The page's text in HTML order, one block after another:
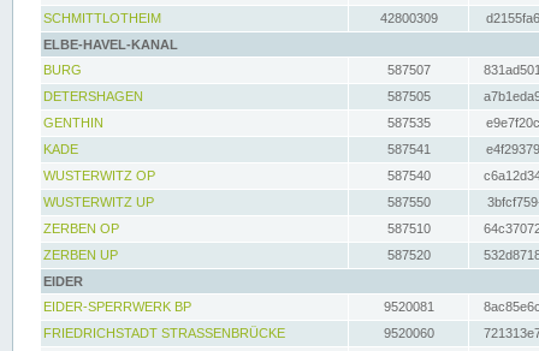
SCHMITTLOTHEIM
42800309
ELBE-HAVEL-KANAL
BURG
587507
DETERSHAGEN
587505
GENTHIN
587535
KADE
587541
WUSTERWITZ OP
587540
WUSTERWITZ UP
587550
ZERBEN OP
587510
ZERBEN UP
587520
EIDER
EIDER-SPERRWERK BP
9520081
FRIEDRICHSTADT STRASSENBRÜCKE
9520060